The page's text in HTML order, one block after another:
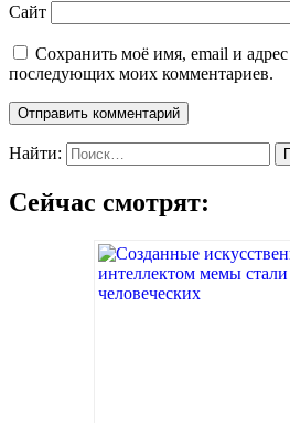
Сайт
Сохранить моё имя, email и адрес
последующих моих комментариев.
Найти:
Сейчас смотрят: